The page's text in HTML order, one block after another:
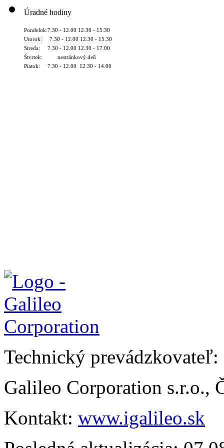
Úradné hodiny
Pondelok:7.30 - 12.00 12.30 - 15.30
Utorok: 7.30 - 12.00 12.30 - 15.30
Streda: 7.30 - 12.00 12.30 - 17.00
Štvrtok: nestránkový deň
Piatok: 7.30 - 12.00 12.30 - 14.00
Technický prevádzkovateľ:
Galileo Corporation s.r.o.,
Kontakt: www.igalileo.sk